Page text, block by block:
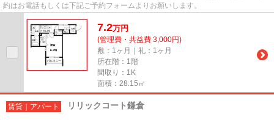
約はお電話もしくは下記ご予約フォームよりお願いします。
7.2万円
(管理費・共益費 3,000円)
敷：1ヶ月｜礼：1ヶ月
所在階：1階
間取り：1K
面積：28.15㎡
賃貸｜アパート リリックコート鎌倉